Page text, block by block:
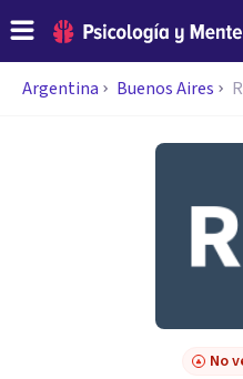
Argentina Buenos Aires
No